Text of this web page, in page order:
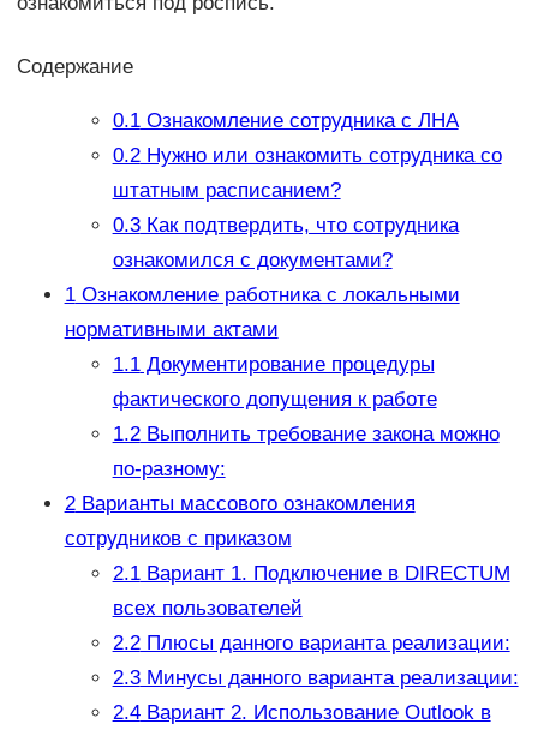
Содержание
0.1Ознакомление сотрудника с ЛНА
0.2Нужно или ознакомить сотрудника со
штатным расписанием?
0.3Как подтвердить, что сотрудника
ознакомился с документами?
1Ознакомление работника с локальными
нормативными актами
1.1Документирование процедуры
фактического допущения к работе
1.2Выполнить требование закона можно
по-разному:
2Варианты массового ознакомления
сотрудников с приказом
2.1Вариант 1. Подключение в DIRECTUM
всех пользователей
2.2Плюсы данного варианта реализации:
2.3Минусы данного варианта реализации:
2.4Вариант 2. Использование Outlook в